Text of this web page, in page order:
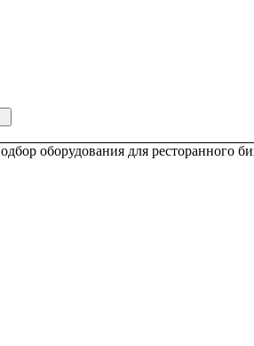
оборудования для ресторанного